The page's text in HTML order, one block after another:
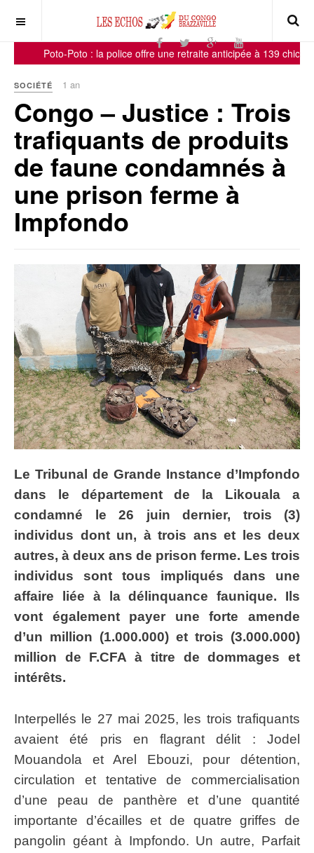
Poto-Poto : la police offre une retraite anticipée à 139 chichas !
SOCIÉTÉ 1 an
Congo – Justice : Trois
trafiquants de produits
de faune condamnés à
une prison ferme à
Impfondo
Le Tribunal de Grande Instance d’Impfondo
dans le département de la Likouala a
condamné le 26 juin dernier, trois (3)
individus dont un, à trois ans et les deux
autres, à deux ans de prison ferme. Les trois
individus sont tous impliqués dans une
affaire liée à la délinquance faunique. Ils
vont également payer une forte amende
d’un million (1.000.000) et trois (3.000.000)
million de F.CFA à titre de dommages et
intérêts.
Interpellés le 27 mai 2025, les trois trafiquants
avaient été pris en flagrant délit : Jodel
Mouandola et Arel Ebouzi, pour détention,
circulation et tentative de commercialisation
d’une peau de panthère et d’une quantité
importante d’écailles et de quatre griffes de
pangolin géant à Impfondo. Un autre, Parfait